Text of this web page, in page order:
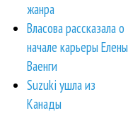
жанра
Власова рассказала о
начале карьеры Елены
Ваенги
Suzuki ушла из
Канады